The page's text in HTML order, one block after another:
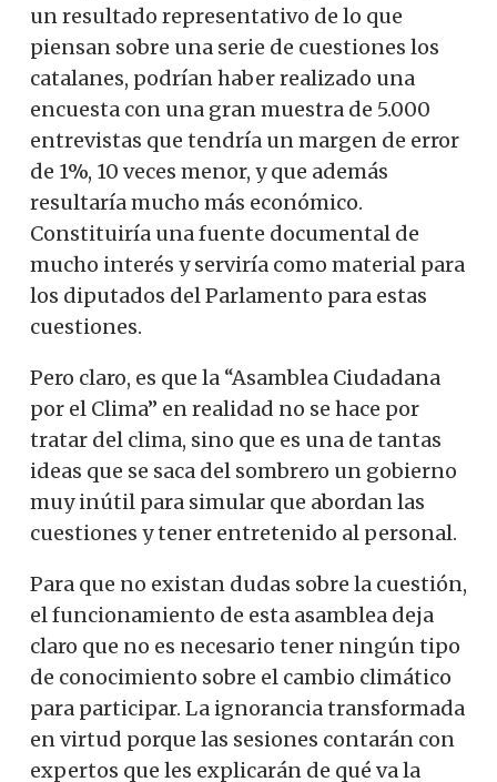
un resultado representativo de lo que
piensan sobre una serie de cuestiones los
catalanes, podrían haber realizado una
encuesta con una gran muestra de 5.000
entrevistas que tendría un margen de error
de 1%, 10 veces menor, y que además
resultaría mucho más económico.
Constituiría una fuente documental de
mucho interés y serviría como material para
los diputados del Parlamento para estas
cuestiones.
Pero claro, es que la “Asamblea Ciudadana
por el Clima” en realidad no se hace por
tratar del clima, sino que es una de tantas
ideas que se saca del sombrero un gobierno
muy inútil para simular que abordan las
cuestiones y tener entretenido al personal.
Para que no existan dudas sobre la cuestión,
el funcionamiento de esta asamblea deja
claro que no es necesario tener ningún tipo
de conocimiento sobre el cambio climático
para participar. La ignorancia transformada
en virtud porque las sesiones contarán con
expertos que les explicarán de qué va la